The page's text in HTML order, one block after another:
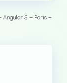
Angular 5 – Paris –